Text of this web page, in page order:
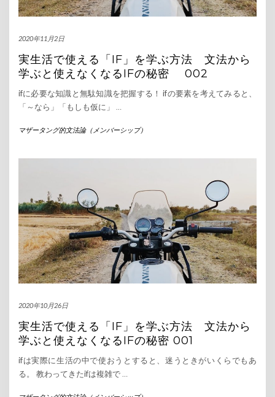
2020年11月2日
実生活で使える「IF」を学ぶ方法 文法から
学ぶと使えなくなるIFの秘密 002
ifに必要な知識と無駄知識を把握する！ ifの要素を考えてみると、
「～なら」「もしも仮に」 …
マザータング的文法論（メンバーシップ）
2020年10月26日
実生活で使える「IF」を学ぶ方法 文法から
学ぶと使えなくなるIFの秘密 001
ifは実際に生活の中で使おうとすると、迷うときがいくらでもあ
る。 教わってきたifは複雑で …